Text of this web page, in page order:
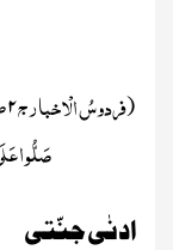
(فردوسُ الْاخبار ج۲
صَلُّو ا
ادنٰی جنّتی